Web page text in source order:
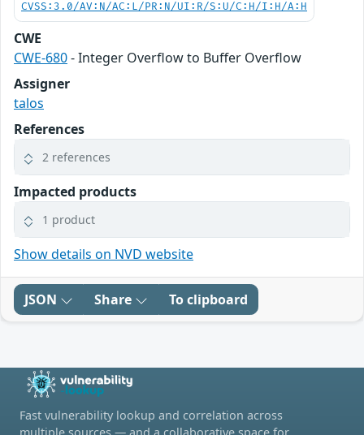
CVSS:3.0/AV:N/AC:L/PR:N/UI:R/S:U/C:H/I:H/A:H
CWE
CWE-680- Integer Overflow to Buffer Overflow
Assigner
talos
References
2 references
Impacted products
1 product
Show details on NVD website
JSON Share To clipboard
Fast vulnerability lookup and correlation across